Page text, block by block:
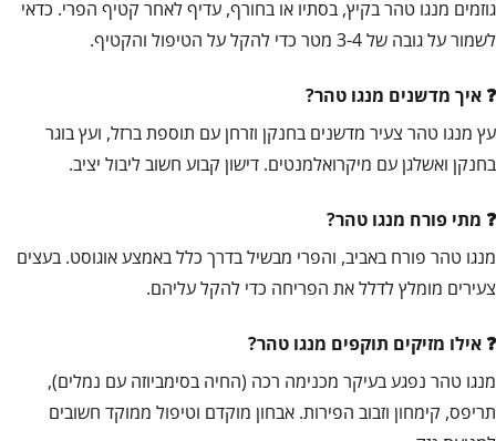
גוזמים מנגו טהר בקיץ, בסתיו או בחורף, עדיף לאחר קטיף הפרי. כדאי
לשמור על גובה של 3-4 מטר כדי להקל על הטיפול והקטיף.
איך מדשנים מנגו טהר?
עץ מנגו טהר צעיר מדשנים בחנקן וזרחן עם תוספת ברזל, ועץ בוגר
בחנקן ואשלגן עם מיקרואלמנטים. דישון קבוע חשוב ליבול יציב.
מתי פורח מנגו טהר?
מנגו טהר פורח באביב, והפרי מבשיל בדרך כלל באמצע אוגוסט. בעצים
צעירים מומלץ לדלל את הפריחה כדי להקל עליהם.
אילו מזיקים תוקפים מנגו טהר?
מנגו טהר נפגע בעיקר מכנימה רכה (החיה בסימביוזה עם נמלים),
תריפס, קימחון וזבוב הפירות. אבחון מוקדם וטיפול ממוקד חשובים